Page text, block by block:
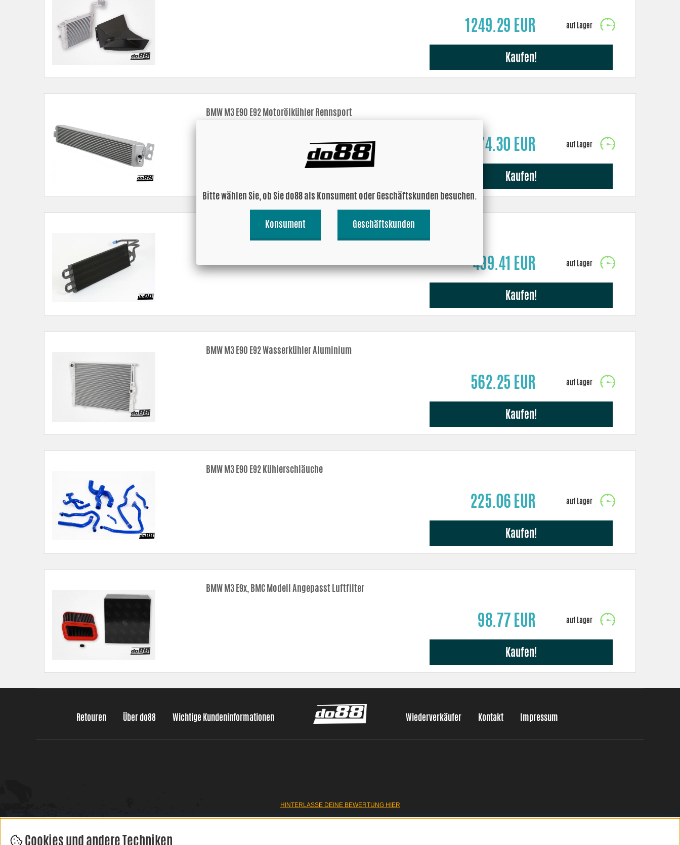
1249.29 EUR
Kaufen!
BMW M3 E90 E92 Motorölkühler Rennsport
874.30 EUR
Kaufen!
BMW M3 E90 E92 Servo-Kühler Rennsport
499.41 EUR
Kaufen!
BMW M3 E90 E92 Wasserkühler Aluminium
562.25 EUR
Kaufen!
BMW M3 E90 E92 Kühlerschläuche
225.06 EUR
Kaufen!
BMW M3 E9x, BMC Modell Angepasst Luftfilter
98.77 EUR
Kaufen!
Retouren Über do88 Wichtige Kundeninformationen Wiederverkäufer Kontakt Impressum
HINTERLASSE DEINE BEWERTUNG HIER
Cookies und andere Techniken
Bitte wählen Sie, ob Sie do88 als Konsument oder Geschäftskunden besuchen.
Konsument Geschäftskunden